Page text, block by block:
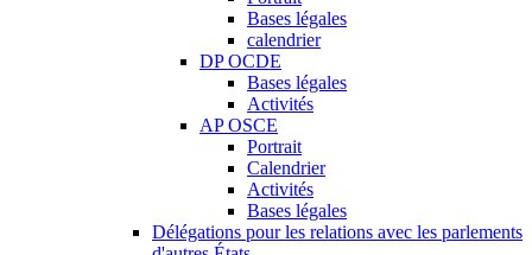
Bases légales
calendrier
DP OCDE
Bases légales
Activités
AP OSCE
Portrait
Calendrier
Activités
Bases légales
Délégations pour les relations avec les parlements